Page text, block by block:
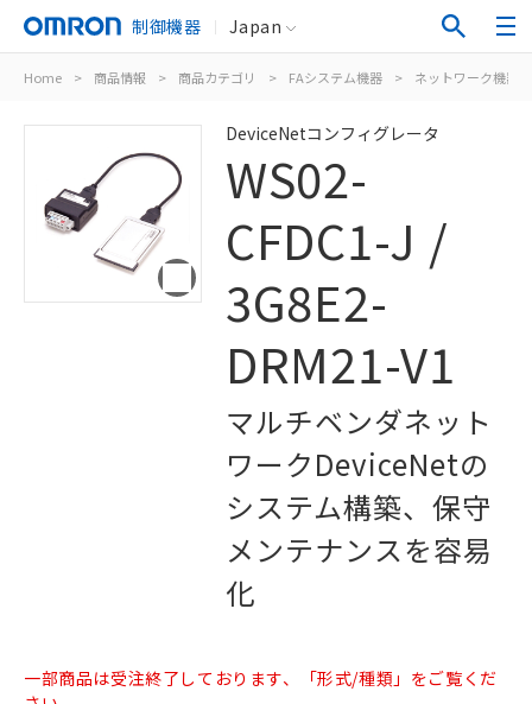
制御機器 Japan
Home > 商品情報 > 商品カテゴリ > FAシステム機器 > ネットワーク機器
DeviceNetコンフィグレータ
WS02-
CFDC1-J /
3G8E2-
DRM21-V1
マルチベンダネット
ワークDeviceNetの
システム構築、保守
メンテナンスを容易
化
一部商品は受注終了しております、「形式/種類」をご覧くだ